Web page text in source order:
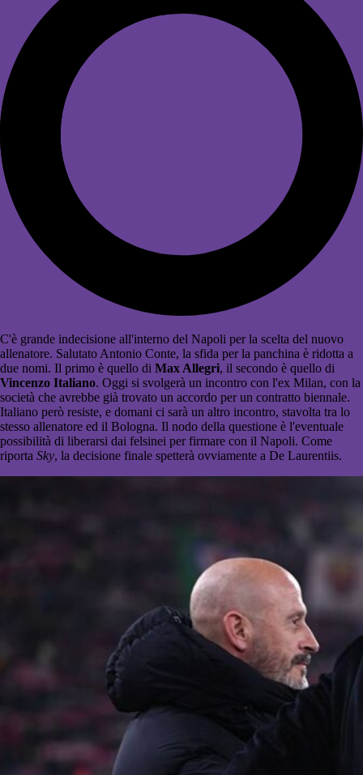
C'è grande indecisione all'interno del Napoli per la scelta del nuovo
allenatore. Salutato Antonio Conte, la sfida per la panchina è ridotta a
due nomi. Il primo è quello di Max Allegri, il secondo è quello di
Vincenzo Italiano. Oggi si svolgerà un incontro con l'ex Milan, con la
società che avrebbe già trovato un accordo per un contratto biennale.
Italiano però resiste, e domani ci sarà un altro incontro, stavolta tra lo
stesso allenatore ed il Bologna. Il nodo della questione è l'eventuale
possibilità di liberarsi dai felsinei per firmare con il Napoli. Come
riporta Sky, la decisione finale spetterà ovviamente a De Laurentiis.